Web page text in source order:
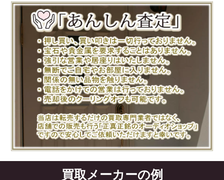
買取メーカーの例